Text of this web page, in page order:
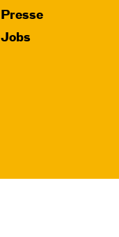
Presse
Jobs